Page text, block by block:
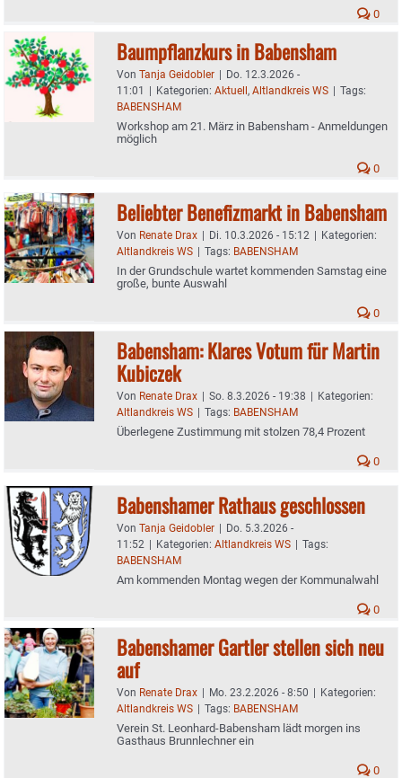
0
Baumpflanzkurs in Babensham
Von Tanja Geidobler | Do. 12.3.2026 -
11:01 | Kategorien: Aktuell, Altlandkreis WS | Tags:
BABENSHAM
Workshop am 21. März in Babensham - Anmeldungen
möglich
0
Beliebter Benefizmarkt in Babensham
Von Renate Drax | Di. 10.3.2026 - 15:12 | Kategorien:
Altlandkreis WS | Tags: BABENSHAM
In der Grundschule wartet kommenden Samstag eine
große, bunte Auswahl
0
Babensham: Klares Votum für Martin
Kubiczek
Von Renate Drax | So. 8.3.2026 - 19:38 | Kategorien:
Altlandkreis WS | Tags: BABENSHAM
Überlegene Zustimmung mit stolzen 78,4 Prozent
0
Babenshamer Rathaus geschlossen
Von Tanja Geidobler | Do. 5.3.2026 -
11:52 | Kategorien: Altlandkreis WS | Tags:
BABENSHAM
Am kommenden Montag wegen der Kommunalwahl
0
Babenshamer Gartler stellen sich neu
auf
Von Renate Drax | Mo. 23.2.2026 - 8:50 | Kategorien:
Altlandkreis WS | Tags: BABENSHAM
Verein St. Leonhard-Babensham lädt morgen ins
Gasthaus Brunnlechner ein
0